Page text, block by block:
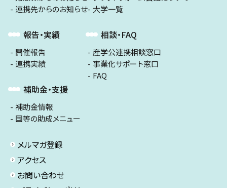
連携先からのお知らせ
報告・実績
開催報告
連携実績
補助金・支援
補助金情報
国等の助成メニュー
大学一覧
相談・FAQ
産学公連携相談窓口
事業化サポート窓口
FAQ
メルマガ登録
アクセス
お問い合わせ